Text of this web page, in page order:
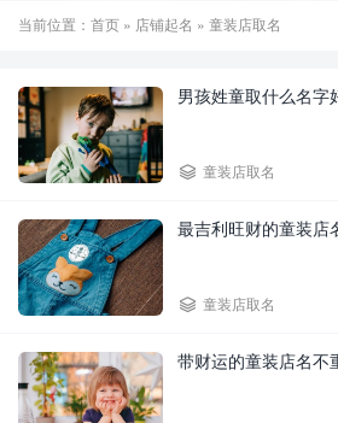
当前位置： 首页 » 店铺起名 » 童装店取名
男孩姓童取什么名字
 童装店取名
最吉利旺财的童装店
 童装店取名
带财运的童装店名不